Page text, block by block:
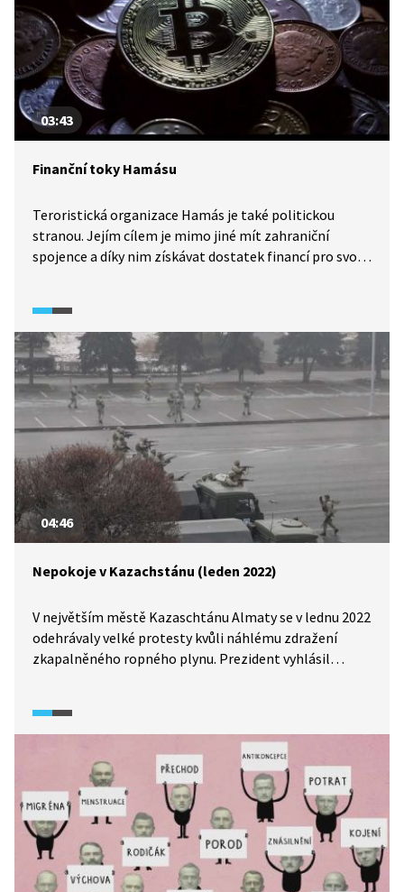
03:43
Finanční toky Hamásu
Teroristická organizace Hamás je také politickou
stranou. Jejím cílem je mimo jiné mít zahraniční
spojence a díky nim získávat dostatek financí pro svou
(2023) vysvětluje, odkud přesně Hamás získává finanční
podporu a jaké strategie k tomu volí.
04:46
Nepokoje v Kazachstánu (leden 2022)
V největším městě Kazaschtánu Almaty se v lednu 2022
odehrávaly velké protesty kvůli náhlému zdražení
zkapalněného ropného plynu. Prezident vyhlásil
a do Kazachstánu vyslaly tisíce vojáků. Desítky
demonstrantů zemřely a dva tisíce byly zatčeny.